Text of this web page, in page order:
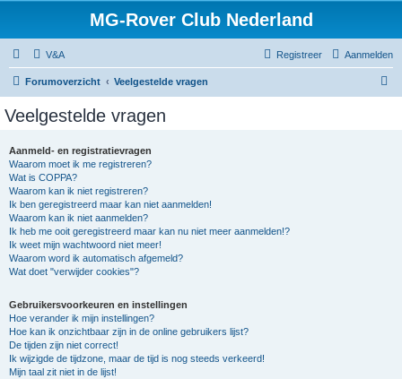
MG-Rover Club Nederland
V&A Aanmelden
Registreer
Forumoverzicht Veelgestelde vragen
Veelgestelde vragen
Aanmeld- en registratievragen
Waarom moet ik me registreren?
Wat is COPPA?
Waarom kan ik niet registreren?
Ik ben geregistreerd maar kan niet aanmelden!
Waarom kan ik niet aanmelden?
Ik heb me ooit geregistreerd maar kan nu niet meer aanmelden!?
Ik weet mijn wachtwoord niet meer!
Waarom word ik automatisch afgemeld?
Wat doet "verwijder cookies"?
Gebruikersvoorkeuren en instellingen
Hoe verander ik mijn instellingen?
Hoe kan ik onzichtbaar zijn in de online gebruikers lijst?
De tijden zijn niet correct!
Ik wijzigde de tijdzone, maar de tijd is nog steeds verkeerd!
Mijn taal zit niet in de lijst!